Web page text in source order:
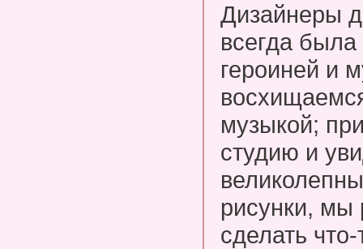
Дизайнеры
всегда
героиней и
музыкой;
студию и
рисунки,
сделать